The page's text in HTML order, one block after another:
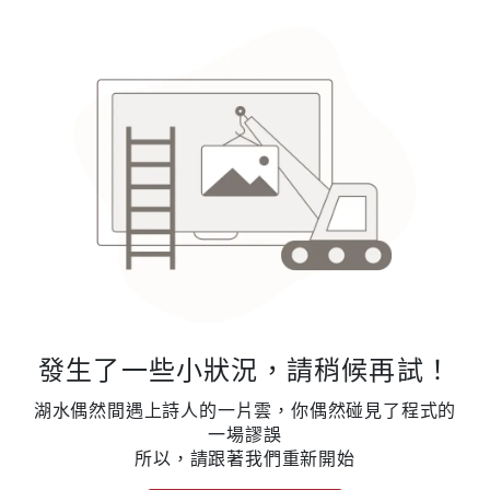
發生了一些小狀況，請稍候再試！
湖水偶然間遇上詩人的一片雲，你偶然碰見了程式的
一場謬誤
所以，請跟著我們重新開始